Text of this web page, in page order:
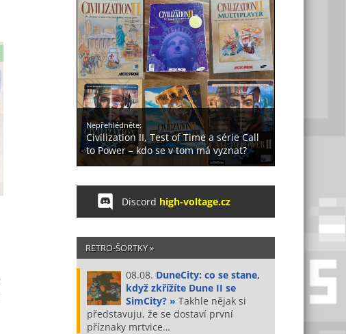
Nepřehlédněte:
Civilization II, Test of Time a série Call
to Power – kdo se v tom má vyznat?
Discord high-voltage.cz
RETRO-ŠORTKY »
08.08. DuneCity: co se stane,
když zkřížíte Dune II se
SimCity? » Takhle nějak si
představuju, že se dostaví první
příznaky mrtvice…